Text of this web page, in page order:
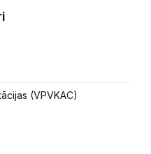
(VPVKAC)